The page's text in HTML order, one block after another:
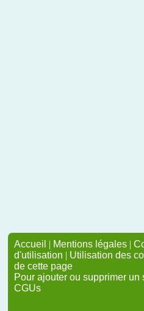
Accueil | Mentions légales |
d'utilisation | Utilisation des
de cette page
Pour ajouter ou supprimer
CGUs